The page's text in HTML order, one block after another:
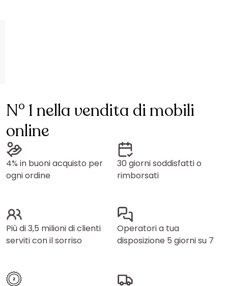
N° 1 nella vendita di mobili
online
4% in buoni acquisto per
ogni ordine
30 giorni soddisfatti o
rimborsati
Più di 3,5 milioni di clienti
serviti con il sorriso
Operatori a tua
disposizione 5 giorni su 7